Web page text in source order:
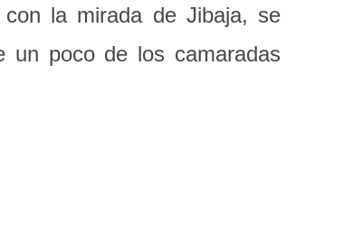
con la mirada de Jibaja, se
un poco de los camaradas